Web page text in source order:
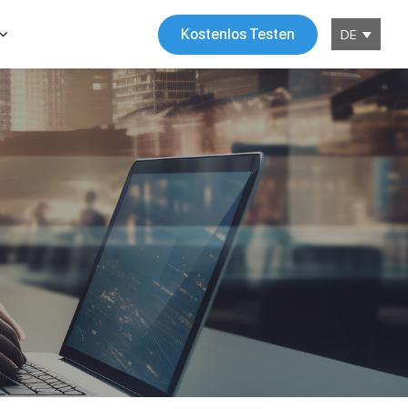
DE
Kostenlos Testen